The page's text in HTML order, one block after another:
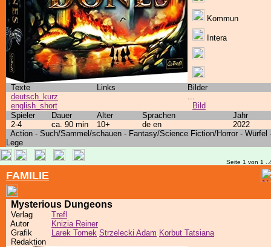
Kommun
Intera
Texte Links
Bilder
deutsch_kurz
english_short
...
Bild
Spieler
Dauer Alter Sprachen
Jahr
2-4
ca. 90 min 10+ de en
2022
Action - Such/Sammel/schauen - Fantasy/Science Fiction/Horror - Würfel
Lege
Seite 1 von 1
FAMILIE
Mysterious Dungeons
Verlag
Trefl
Autor
Knizia Reiner
Grafik
Larek Tomek Strzelecki Adam Korbut Tatsiana
Redaktion